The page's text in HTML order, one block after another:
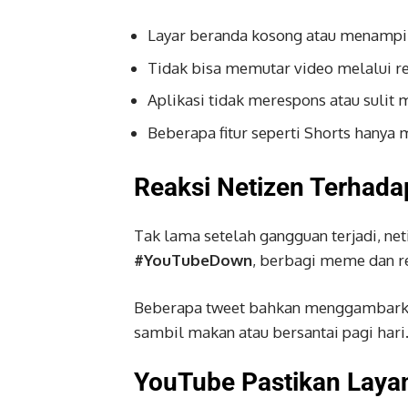
Layar beranda kosong atau
Tidak bisa memutar video melalui
Aplikasi tidak merespons atau sulit
Beberapa fitur seperti Shorts hanya
Reaksi Netizen
Tak lama setelah gangguan terjadi,
#YouTubeDown, berbagi meme dan
Beberapa tweet bahkan
sambil makan atau bersantai pagi hari.
YouTube Pastikan